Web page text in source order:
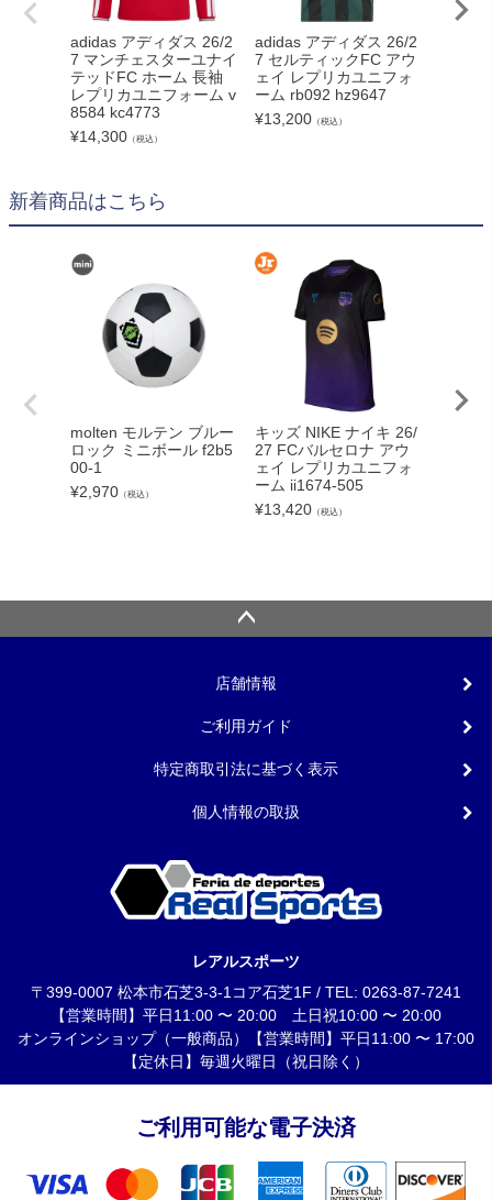
adidas アディダス 26/2
7 マンチェスターユナイ
テッドFC ホーム 長袖
レプリカユニフォーム v
8584 kc4773
¥14,300 （税込）
adidas アディダス 26/2
7 セルティックFC アウ
ェイ レプリカユニフォ
ーム rb092 hz9647
¥13,200 （税込）
新着商品はこちら
molten モルテン ブルー
ロック ミニボール f2b5
00-1
¥2,970 （税込）
キッズ NIKE ナイキ 26/
27 FCバルセロナ アウ
ェイ レプリカユニフォ
ーム ii1674-505
¥13,420 （税込）
店舗情報
ご利用ガイド
特定商取引法に基づく表示
個人情報の取扱
レアルスポーツ
〒399-0007 松本市石芝3-3-1コア石芝1F / TEL: 0263-87-7241
【営業時間】平日11:00 〜 20:00 土日祝10:00 〜 20:00
オンラインショップ（一般商品）【営業時間】平日11:00 〜 17:00
【定休日】毎週火曜日（祝日除く）
ご利用可能な電子決済